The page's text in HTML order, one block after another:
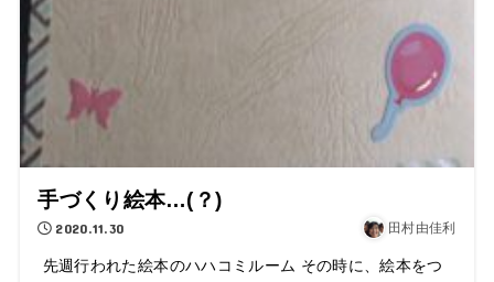
手づくり絵本…(？)
2020.11.30 田村由佳利
先週行われた絵本のハハコミルーム その時に、絵本をつ